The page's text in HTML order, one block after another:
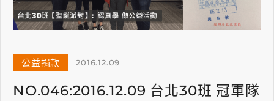
公益捐款 2016.12.09
NO.046:2016.12.09 台北30班 冠軍隊